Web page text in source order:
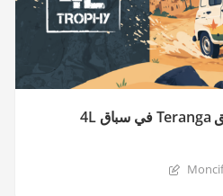
ONLYOFFICE يدعم فريق Teranga في سباق 4L